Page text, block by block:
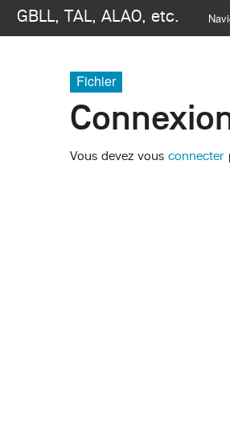
GBLL, TAL, ALAO, etc.
Fichier
Vous devez vous connecter